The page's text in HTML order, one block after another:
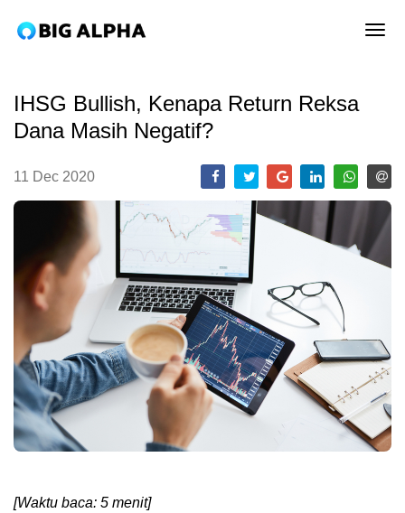
IHSG Bullish, Kenapa Return Reksa
Dana Masih Negatif?
11 Dec 2020
[Waktu baca: 5 menit]